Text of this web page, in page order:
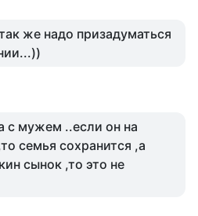
же надо призадуматься
с мужем ..если он на
семья сохранится ,а
сынок ,то это не